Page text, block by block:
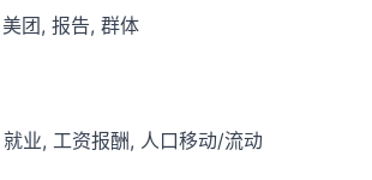
团, 报告, 群体
业, 工资报酬, 人口移动/流动